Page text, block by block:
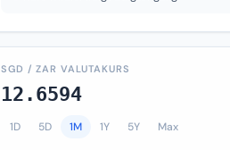
SGD / ZAR VALUTAKURS
12.6594
1D 5D 1M 1Y 5Y Max